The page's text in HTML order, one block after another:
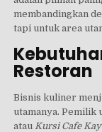
membandingkan
tapi untuk area
Restoran
Bisnis kuliner
utamanya. Pemilik
atau Kursi Cafe